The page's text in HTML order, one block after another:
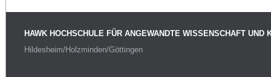
HAWK HOCHSCHULE FÜR ANGEWANDTE WISSENSCHAFT UND
Hildesheim/Holzminden/Göttingen